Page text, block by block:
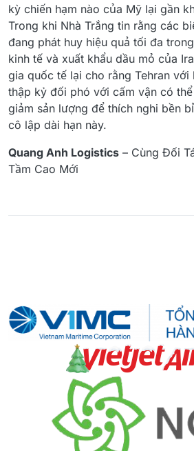
kỳ chiến hạm nào của Mỹ lại gần
Trong khi Nhà Trắng tin rằng các
đang phát huy hiệu quả tối đa
kinh tế và xuất khẩu dầu mỏ của
gia quốc tế lại cho rằng Tehran với
thập kỷ đối phó với cấm vận có
giảm sản lượng để thích nghi bền
cô lập dài hạn này.
Quang Anh Logistics – Cùng Đối
Tầm Cao Mới